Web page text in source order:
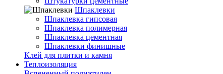
Шпаклевки
Шпаклевка гипсовая
Шпаклевка полимерная
Шпаклевка цементная
Шпаклевки финишные
Клей для плитки и камня
Теплоизоляция